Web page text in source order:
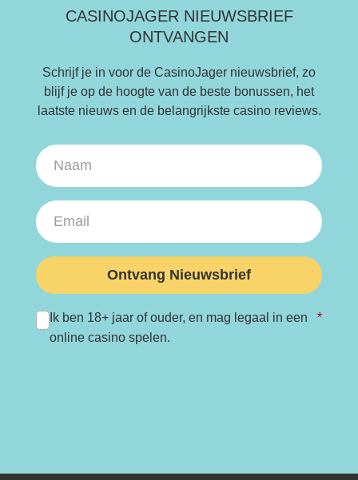
CASINOJAGER NIEUWSBRIEF
ONTVANGEN
Schrijf je in voor de CasinoJager nieuwsbrief, zo
blijf je op de hoogte van de beste bonussen, het
laatste nieuws en de belangrijkste casino reviews.
Ik ben 18+ jaar of ouder, en mag legaal in een
online casino spelen.
*
Ontvang Nieuwsbrief